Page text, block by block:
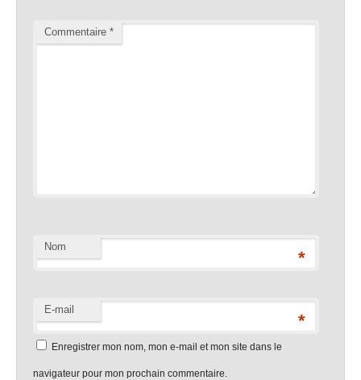
Commentaire *
Nom
*
E-mail
*
Enregistrer mon nom, mon e-mail et mon site dans le
navigateur pour mon prochain commentaire.